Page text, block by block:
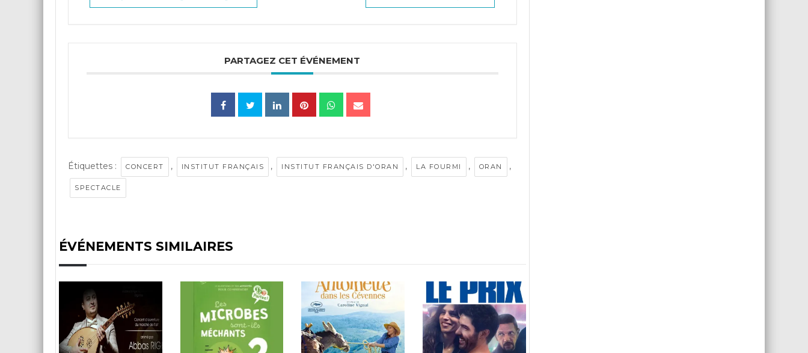
PARTAGEZ CET ÉVÉNEMENT
Étiquettes : CONCERT , INSTITUT FRANÇAIS , INSTITUT FRANÇAIS D'ORAN , LA FOURMI , ORAN ,
SPECTACLE
ÉVÉNEMENTS SIMILAIRES